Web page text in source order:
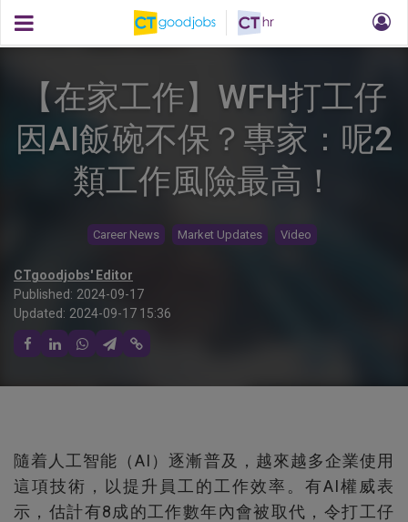
【在家工作】WFH打工仔
因AI飯碗不保？專家：呢2
類工作風險最高！
Career News Market Updates Video
CTgoodjobs' Editor
Published: 2024-09-17
Updated: 2024-09-17 15:36
隨着人工智能（AI）逐漸普及，越來越多企業使用
這項技術，以提升員工的工作效率。有AI權威表
示，估計有8成的工作數年內會被取代，令打工仔